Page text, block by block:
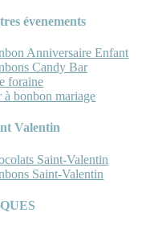
évenements
Anniversaire Enfant
Candy Bar
foraine
à bonbon mariage
Valentin
Saint-Valentin
Saint-Valentin